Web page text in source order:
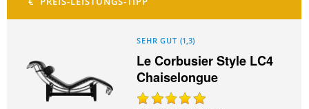
SEHR GUT (1,3)
Le Corbusier Style LC4
Chaiselongue